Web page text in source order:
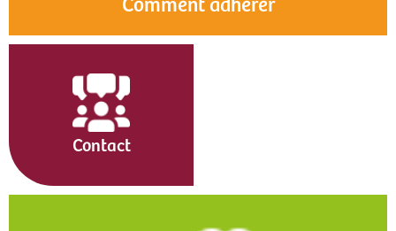
Comment adhérer
Contact